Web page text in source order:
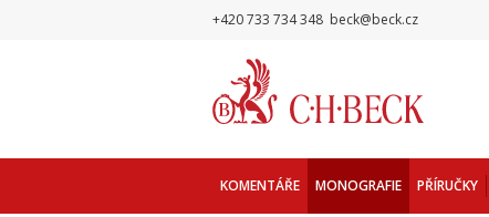
+420 733 734 348 beck@beck.cz
KOMENTÁŘE MONOGRAFIE PŘÍRUČKY